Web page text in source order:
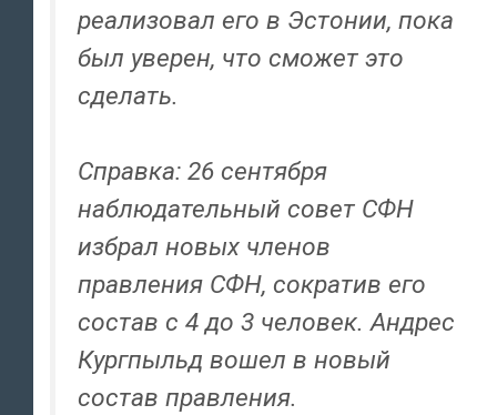
реализовал его в Эстонии, пока
был уверен, что сможет это
сделать.
Справка: 26 сентября
наблюдательный совет СФН
избрал новых членов
правления СФН, сократив его
состав с 4 до 3 человек. Андрес
Кургпыльд вошел в новый
состав правления.